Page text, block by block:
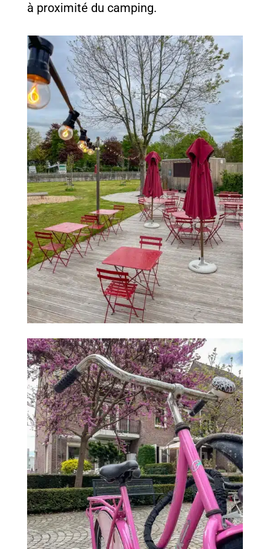
à proximité du camping.